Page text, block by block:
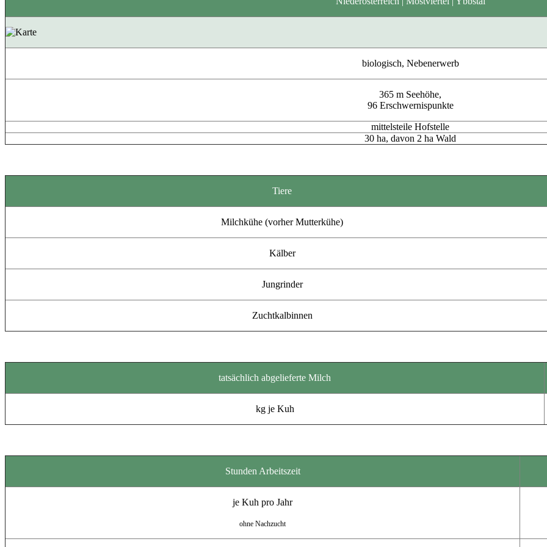
biologisch, Nebenerwerb
365 m Seehöhe,
96 Erschwernispunkte
mittelsteile Hofstelle
30 ha, davon 2 ha Wald
Tiere
Milchkühe (vorher Mutterkühe)
Kälber
Jungrinder
Zuchtkalbinnen
tatsächlich abgelieferte Milch
kg je Kuh
Stunden Arbeitszeit
je Kuh pro Jahr
ohne Nachzucht